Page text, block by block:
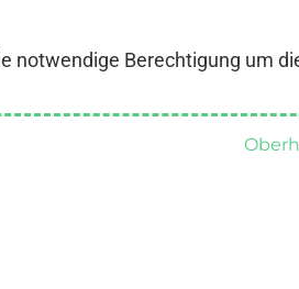
notwendige Berechtigung um